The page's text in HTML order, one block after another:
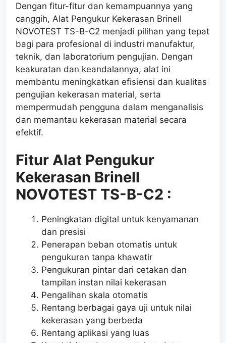
Dengan fitur-fitur dan kemampuannya yang
canggih, Alat Pengukur Kekerasan Brinell
NOVOTEST TS-B-C2 menjadi pilihan yang tepat
bagi para profesional di industri manufaktur,
teknik, dan laboratorium pengujian. Dengan
keakuratan dan keandalannya, alat ini
membantu meningkatkan efisiensi dan kualitas
pengujian kekerasan material, serta
mempermudah pengguna dalam menganalisis
dan memantau kekerasan material secara
efektif.
Fitur Alat Pengukur
Kekerasan Brinell
NOVOTEST TS-B-C2 :
Peningkatan digital untuk kenyamanan
dan presisi
Penerapan beban otomatis untuk
pengukuran tanpa khawatir
Pengukuran pintar dari cetakan dan
tampilan instan nilai kekerasan
Pengalihan skala otomatis
Rentang berbagai gaya uji untuk nilai
kekerasan yang berbeda
Rentang aplikasi yang luas